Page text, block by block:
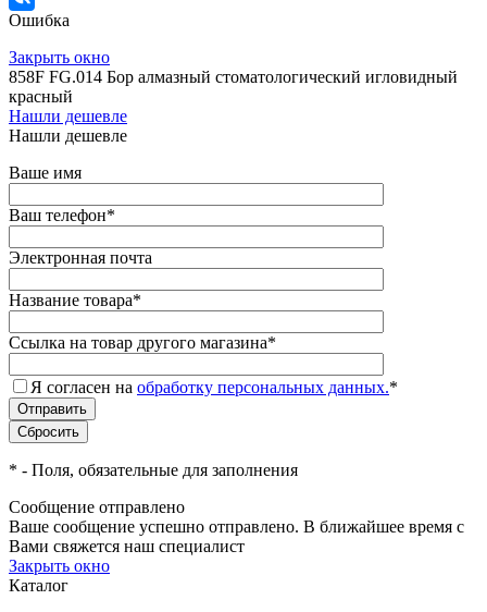
Ошибка
Закрыть окно
858F FG.014 Бор алмазный стоматологический игловидный
красный
Нашли дешевле
Нашли дешевле
Ваше имя
Ваш телефон*
Электронная почта
Название товара*
Ссылка на товар другого магазина*
Я согласен на обработку персональных данных.*
* - Поля, обязательные для заполнения
Сообщение отправлено
Ваше сообщение успешно отправлено. В ближайшее время с
Вами свяжется наш специалист
Закрыть окно
Каталог